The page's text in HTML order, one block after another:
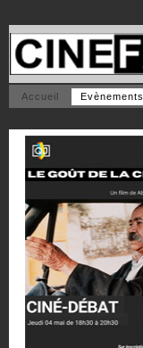
Accueil Evènements